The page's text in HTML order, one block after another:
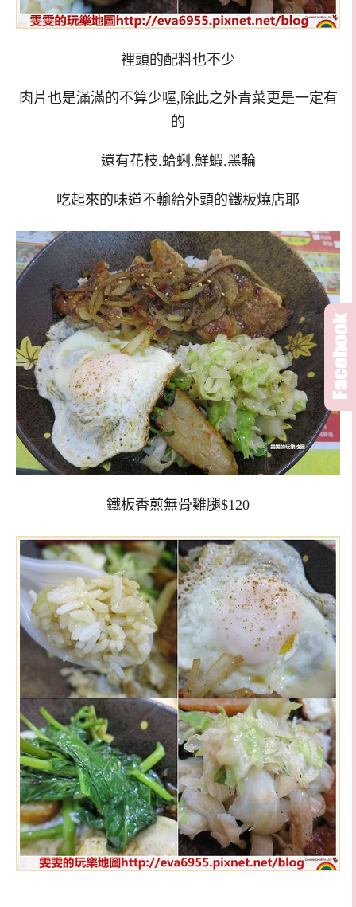
裡頭的配料也不少
肉片也是滿滿的不算少喔,除此之外青菜更是一定有
的
還有花枝.蛤蜊.鮮蝦.黑輪
吃起來的味道不輸給外頭的鐵板燒店耶
鐵板香煎無骨雞腿$120